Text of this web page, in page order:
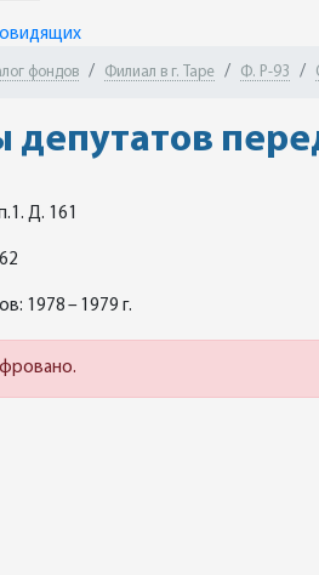
фондов Филиал в г. Таре Ф. Р-93
депутатов
Д. 161
1978 – 1979 г.